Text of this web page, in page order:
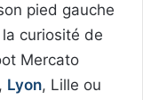
pied gauche
curiosité de
Mercato
, Lyon, Lille ou